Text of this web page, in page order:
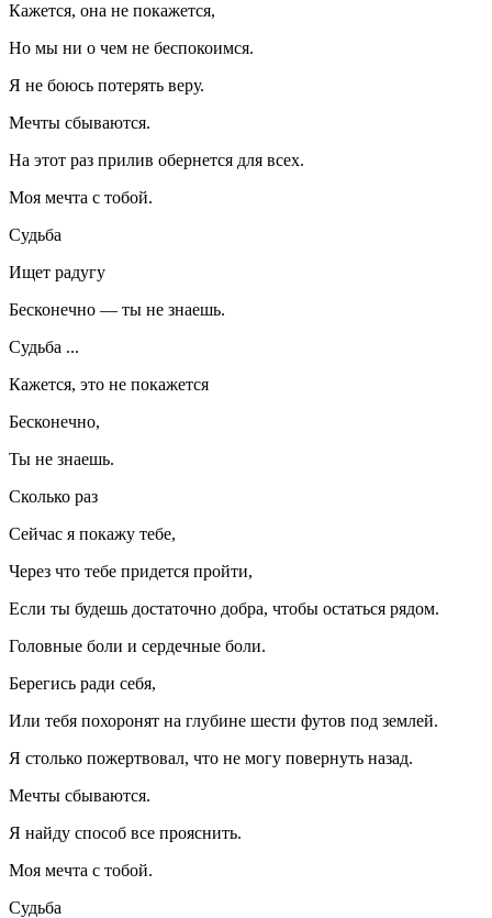
Кажется, она не покажется,
Но мы ни о чем не беспокоимся.
Я не боюсь потерять веру.
Мечты сбываются.
На этот раз прилив обернется для всех.
Моя мечта с тобой.
Судьба
Ищет радугу
Бесконечно — ты не знаешь.
Судьба ...
Кажется, это не покажется
Бесконечно,
Ты не знаешь.
Сколько раз
Сейчас я покажу тебе,
Через что тебе придется пройти,
Если ты будешь достаточно добра, чтобы остаться рядом.
Головные боли и сердечные боли.
Берегись ради себя,
Или тебя похоронят на глубине шести футов под землей.
Я столько пожертвовал, что не могу повернуть назад.
Мечты сбываются.
Я найду способ все прояснить.
Моя мечта с тобой.
Судьба